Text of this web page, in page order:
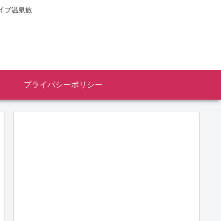
ブ温泉旅
プライバシーポリシー